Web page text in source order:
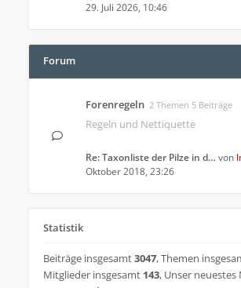
29. Juli 2026, 10:46
Forum
Forenregeln 2 Themen 5 Beiträge
Regeln und Nettiquette
Re: Taxonliste der Pilze in d… von
Oktober 2018, 23:26
Statistik
Beiträge insgesamt3047,Themen
Mitglieder insgesamt 143, Unser neuestes